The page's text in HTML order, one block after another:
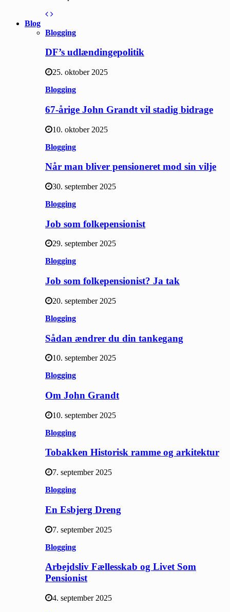
Blog
Blogging
DF’s udlændingepolitik
25. oktober 2025
Blogging
67-årige John Grandt vil stadig bidrage
10. oktober 2025
Blogging
Når man bliver pensioneret mod sin vilje
30. september 2025
Blogging
Job som folkepensionist
29. september 2025
Blogging
Job som folkepensionist? Ja tak
20. september 2025
Blogging
Sådan ændrer du din tankegang
10. september 2025
Blogging
Om John Grandt
10. september 2025
Blogging
Tobakken Historisk ramme og arkitektur
7. september 2025
Blogging
En Esbjerg Dreng
7. september 2025
Blogging
Arbejdsliv Fællesskab og Livet Som
Pensionist
4. september 2025